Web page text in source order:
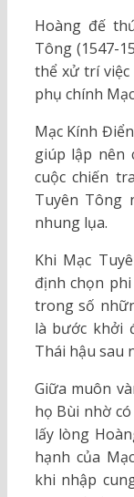
Hoàng đế
Tông (1547-
thể xử trí
phụ chính
Mạc Kính
giúp lập nên
cuộc chiến
Tuyên Tông
nhung lụa.
Khi Mạc
định chọn
trong số
là bước khởi
Thái hậu sau
Giữa muôn
họ Bùi nhờ
lấy lòng
hạnh của
khi nhập